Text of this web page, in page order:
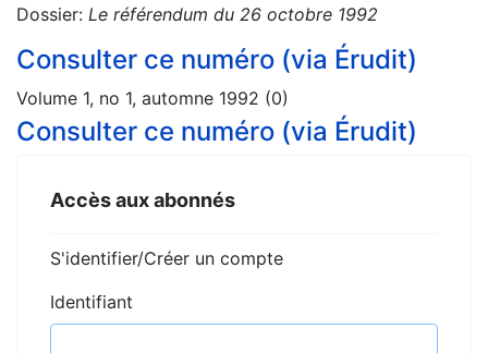
Dossier: Le référendum du 26 octobre 1992
Consulter ce numéro (via Érudit)
Volume 1, no 1, automne 1992 (0)
Consulter ce numéro (via Érudit)
Accès aux abonnés
S'identifier/Créer un compte
Identifiant